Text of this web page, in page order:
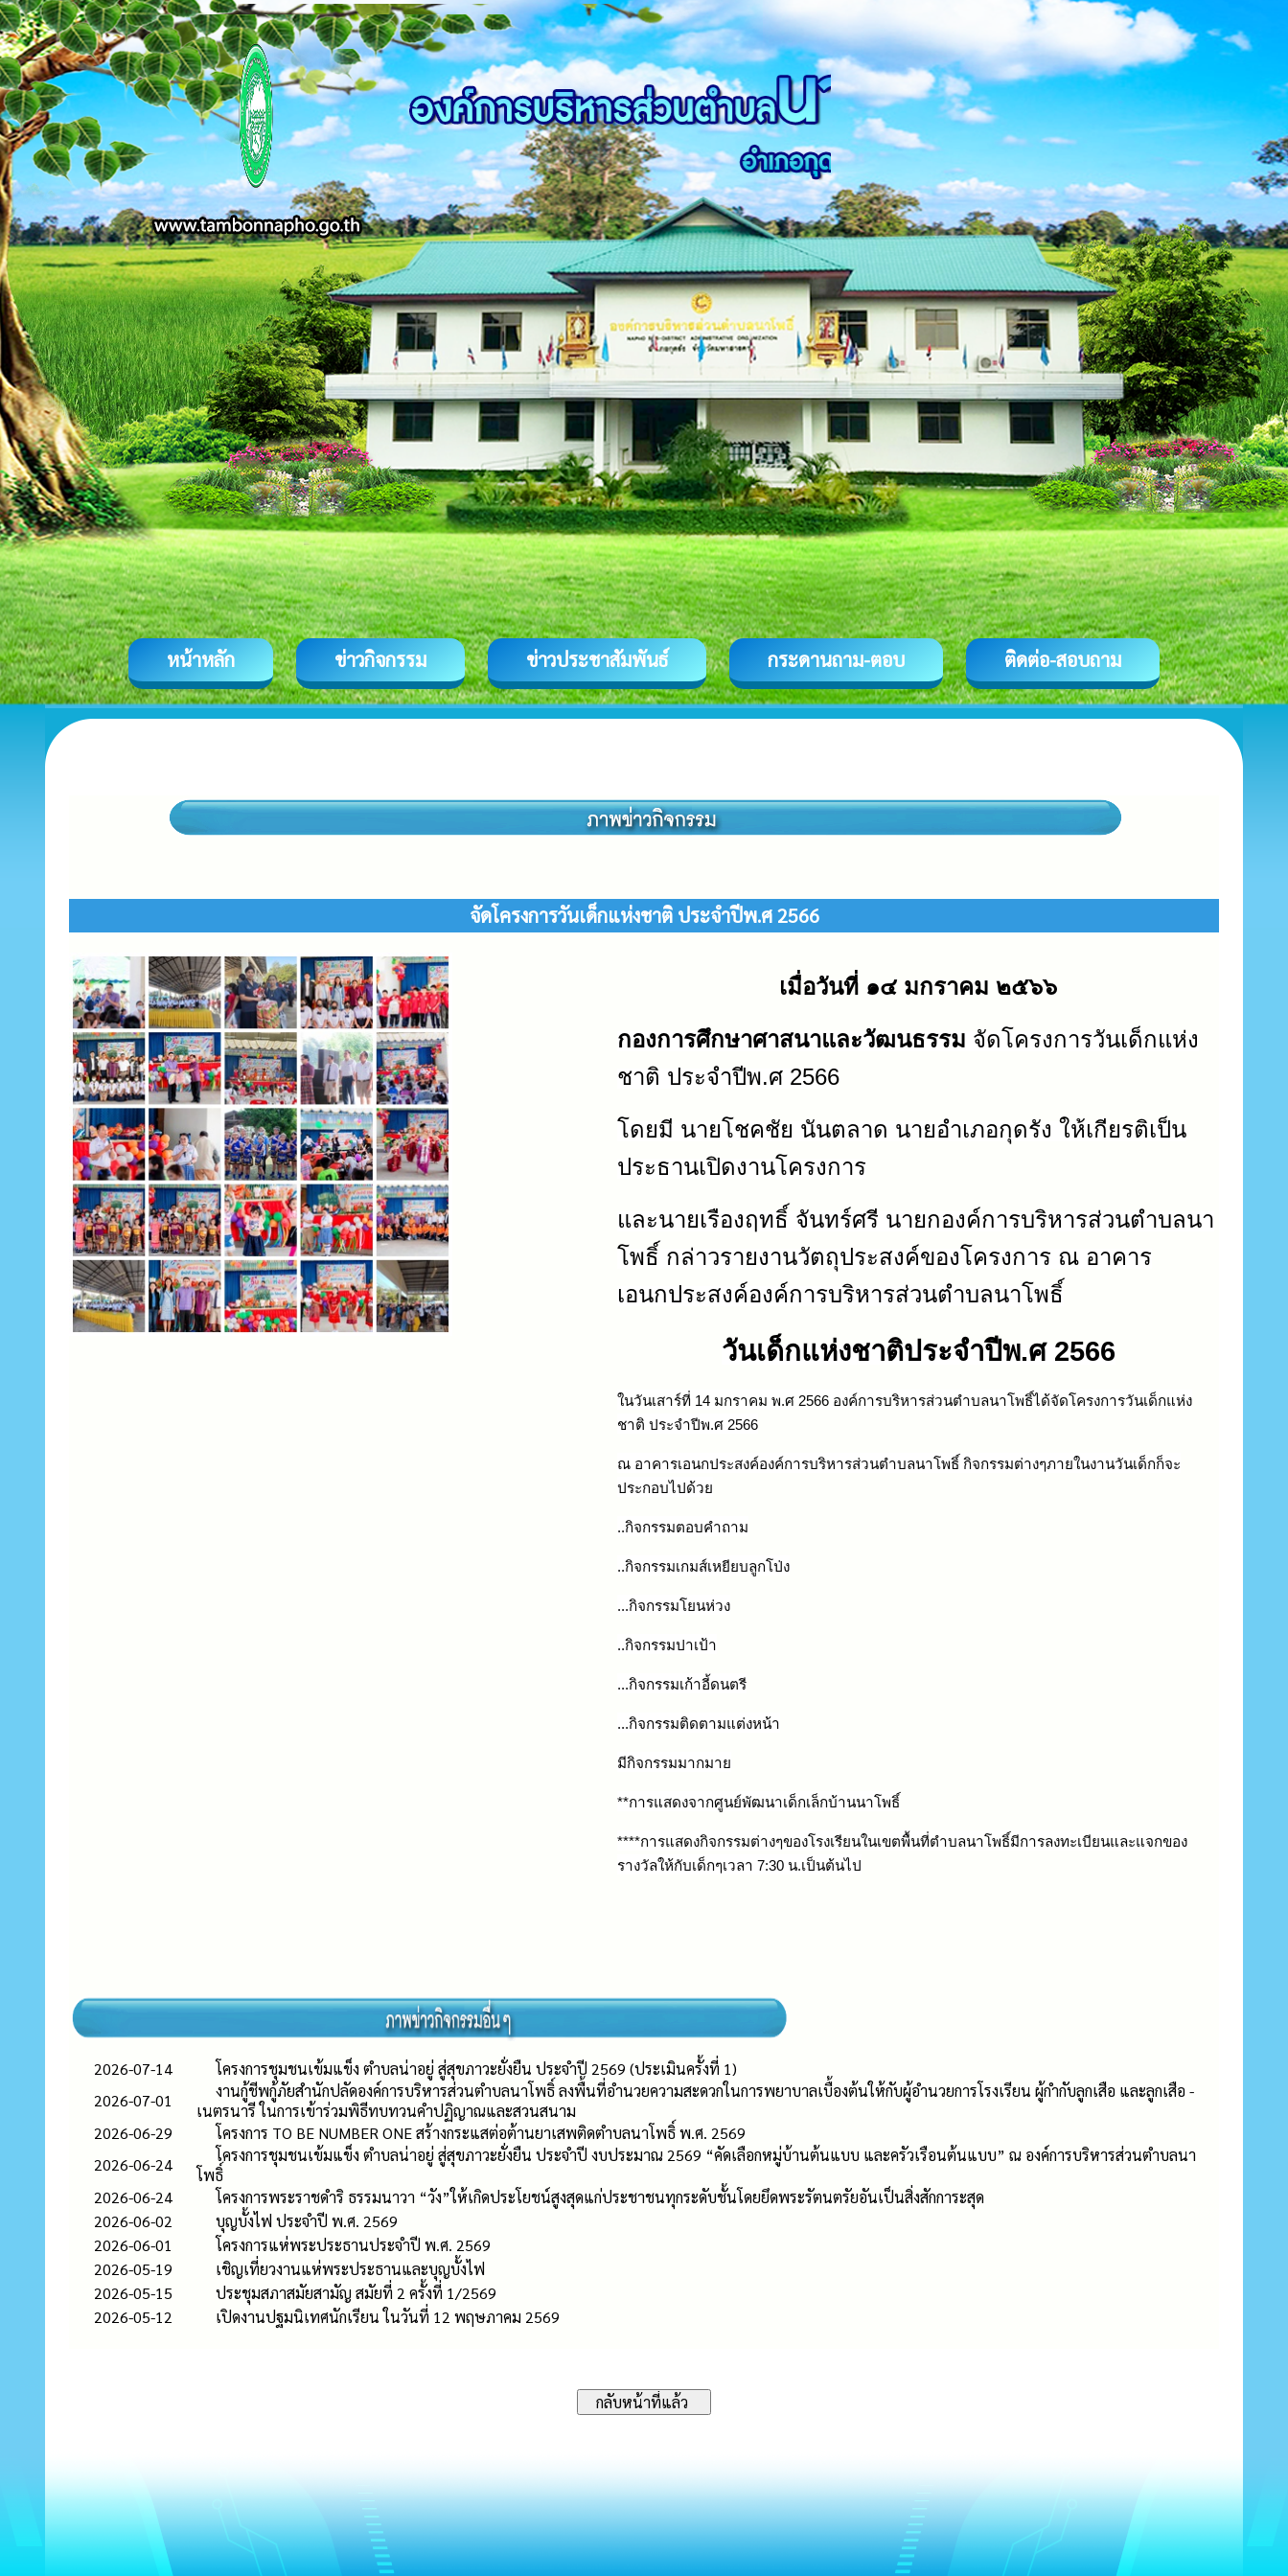
หน้าหลัก ข่าวกิจกรรม ข่าวประชาสัมพันธ์ กระดานถาม-ตอบ ติดต่อ-สอบถาม
จัดโครงการวันเด็กแห่งชาติ ประจำปีพ.ศ 2566
เมื่อวันที่ ๑๔ มกราคม ๒๕๖๖
กองการศึกษาศาสนาและวัฒนธรรม จัดโครงการวันเด็กแห่ง
ชาติ ประจำปีพ.ศ 2566
โดยมี นายโชคชัย นันตลาด นายอำเภอกุดรัง ให้เกียรติเป็น
ประธานเปิดงานโครงการ
และนายเรืองฤทธิ์ จันทร์ศรี นายกองค์การบริหารส่วนตำบลนา
โพธิ์ กล่าวรายงานวัตถุประสงค์ของโครงการ ณ อาคาร
เอนกประสงค์องค์การบริหารส่วนตำบลนาโพธิ
วันเด็กแห่งชาติประจำปีพ.ศ 2566
ในวันเสาร์ที่ 14 มกราคม พ.ศ 2566 องค์การบริหารส่วนตำบลนาโพธิ์ได้จัดโครงการวันเด็กแห่ง
ชาติ ประจำปีพ.ศ 2566
ณ อาคารเอนกประสงค์องค์การบริหารส่วนตำบลนาโพธิ์ กิจกรรมต่างๆภายในงานวันเด็กก็จะ
ประกอบไปด้วย
..กิจกรรมตอบคำถาม
..กิจกรรมเกมส์เหยียบลูกโป่ง
...กิจกรรมโยนห่วง
..กิจกรรมปาเป้า
...กิจกรรมเก้าอี้ดนตรี
...กิจกรรมติดตามแต่งหน้า
มีกิจกรรมมากมาย
**การแสดงจากศูนย์พัฒนาเด็กเล็กบ้านนาโพธิ์
****การแสดงกิจกรรมต่างๆของโรงเรียนในเขตพื้นที่ตำบลนาโพธิ์มีการลงทะเบียนและแจกของ
รางวัลให้กับเด็กๆเวลา 7:30 น.เป็นต้นไป
2026-07-14
โครงการชุมชนเข้มแข็ง ตำบลน่าอยู่ สู่สุขภาวะยั่งยืน ประจำปี 2569 (ประเมินครั้งที่ 1)
2026-07-01
งานกู้ชีพกู้ภัยสำนักปลัดองค์การบริหารส่วนตำบลนาโพธิ์ ลงพื้นที่อำนวยความสะดวกในการพยาบาลเบื้องต้นให้กับผู้อำนวยการโรงเรียน ผู้กำกับลูกเสือ และลูกเสือ -
เนตรนารี ในการเข้าร่วมพิธีทบทวนคำปฏิญาณและสวนสนาม
2026-06-29
โครงการ TO BE NUMBER ONE สร้างกระแสต่อต้านยาเสพติดตำบลนาโพธิ์ พ.ศ. 2569
2026-06-24
โครงการชุมชนเข้มแข็ง ตำบลน่าอยู่ สู่สุขภาวะยั่งยืน ประจำปี งบประมาณ 2569 “คัดเลือกหมู่บ้านต้นแบบ และครัวเรือนต้นแบบ” ณ องค์การบริหารส่วนตำบลนา
โพธิ์
2026-06-24
โครงการพระราชดำริ ธรรมนาวา “วัง”ให้เกิดประโยชน์สูงสุดแก่ประชาชนทุกระดับชั้นโดยยึดพระรัตนตรัยอันเป็นสิ่งสักการะสุด
2026-06-02
บุญบั้งไฟ ประจำปี พ.ศ. 2569
2026-06-01
โครงการแห่พระประธานประจำปี พ.ศ. 2569
2026-05-19
เชิญเที่ยวงานแห่พระประธานและบุญบั้งไฟ
2026-05-15
ประชุมสภาสมัยสามัญ สมัยที่ 2 ครั้งที่ 1/2569
2026-05-12
เปิดงานปฐมนิเทศนักเรียน ในวันที่ 12 พฤษภาคม 2569